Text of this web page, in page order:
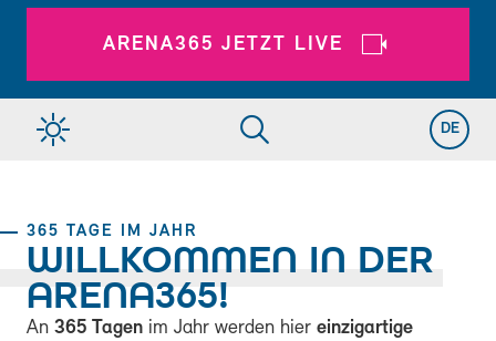
DE
ARENA365 JETZT LIVE
365 TAGE IM JAHR
WILLKOMMEN IN DER
ARENA365!
An 365 Tagen im Jahr werden hier einzigartige